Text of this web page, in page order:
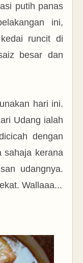
putih panas
ini,
runcit di
besar dan
hari ini.
Udang ialah
dengan
sahaja kerana
udangnya.
Wallaaa...